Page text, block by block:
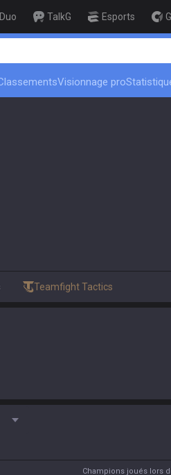
Duo TalkG Esports
Visionnage pro
Teamfight Tactics
Champions joués lors